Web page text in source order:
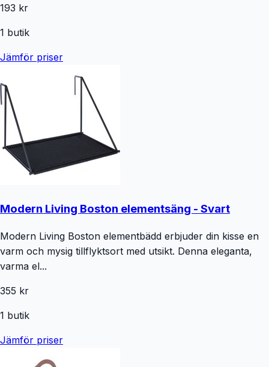
193 kr
1 butik
Jämför priser
Modern Living Boston elementsäng - Svart
Modern Living Boston elementbädd erbjuder din kisse en
varm och mysig tillflyktsort med utsikt. Denna eleganta,
varma el...
355 kr
1 butik
Jämför priser